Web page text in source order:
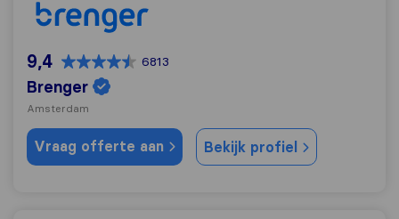
9,4 6813
Brenger
Amsterdam
Vraag offerte aan Bekijk profiel